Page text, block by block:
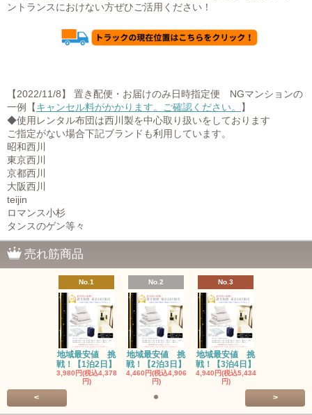
ントランスにおけない方ぜひご活用ください！
【2022/11/8】 置き配便・お届けのみ日時指定便 NGマンションの
一例【キャンセル料がかかります。ご確認ください。
】
◆使用レンタル布団は西川製を中心取り扱いをしております
ご指定がない場合下記ブランドも利用しています。
昭和西川
東京西川
京都西川
大阪西川
teijin
ロマンス小杉
タンスのゲン等々
売れ筋商品
No.1
地域最安値 挑
戦！【1泊2日】
3,980円(税込4,378
円)
No.2
地域最安値 挑
戦！【2泊3日】
4,460円(税込4,906
円)
No.3
地域最安値 挑
戦！【3泊4日】
4,940円(税込5,434
円)
< >